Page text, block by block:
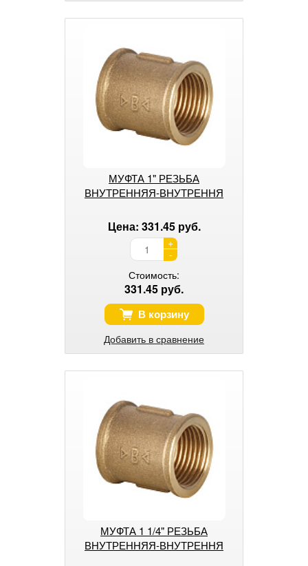
МУФТА 1" РЕЗЬБА
ВНУТРЕННЯЯ-ВНУТРЕННЯ
Цена: 331.45 руб.
+
-
Стоимость:
331.45 руб.
В корзину
Добавить в сравнение
МУФТА 1 1/4" РЕЗЬБА
ВНУТРЕННЯЯ-ВНУТРЕННЯ